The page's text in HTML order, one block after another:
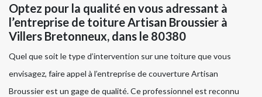
Optez pour la qualité en vous adressant à
l’entreprise de toiture Artisan Broussier à
Villers Bretonneux, dans le 80380
Quel que soit le type d’intervention sur une toiture que vous
envisagez, faire appel à l’entreprise de couverture Artisan
Broussier est un gage de qualité. Ce professionnel est reconnu